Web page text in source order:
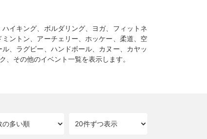
イキング、ボルダリング、ヨガ、フィットネ
ントン、アーチェリー、ホッケー、柔道、空
、ラグビー、ハンドボール、カヌー、カヤッ
その他のイベント一覧を表示します。